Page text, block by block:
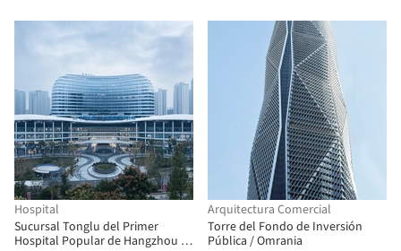
Hospital
Sucursal Tonglu del Primer
Hospital Popular de Hangzhou /
Arquitectura Comercial
Torre del Fondo de Inversión
Pública / Omrania